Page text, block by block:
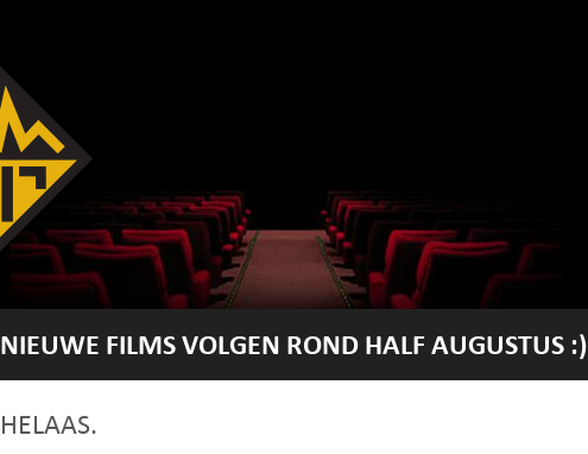
NIEUWE FILMS VOLGEN ROND HALF AUGUSTUS :)
HELAAS.